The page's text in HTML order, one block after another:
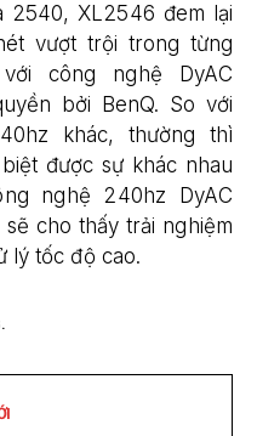
2540, XL2546 đem lại
vượt trội trong từng
công nghệ DyAC
bởi BenQ. So với
khác, thường thì
được sự khác nhau
nghệ 240hz DyAC
cho thấy trải nghiệm
lý tốc độ cao.